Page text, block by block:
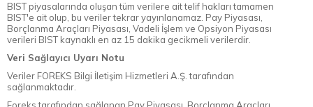
BIST piyasalarında oluşan tüm verilere ait telif hakları tamamen
BIST'e ait olup, bu veriler tekrar yayınlanamaz. Pay Piyasası,
Borçlanma Araçları Piyasası, Vadeli İşlem ve Opsiyon Piyasası
verileri BIST kaynaklı en az 15 dakika gecikmeli verilerdir.
Veri Sağlayıcı Uyarı Notu
Veriler FOREKS Bilgi İletişim Hizmetleri A.Ş. tarafından
sağlanmaktadır.